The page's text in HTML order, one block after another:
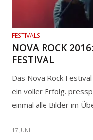
FESTIVALS
NOVA ROCK
FESTIVAL
Das Nova Rock
ein voller Erfolg.
einmal alle Bilder im
17 JUNI